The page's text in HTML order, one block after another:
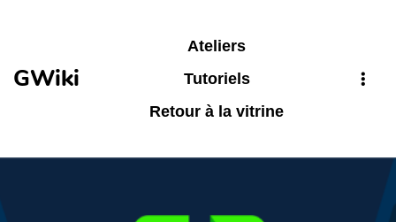
GWiki
Ateliers
Tutoriels
Retour à la vitrine